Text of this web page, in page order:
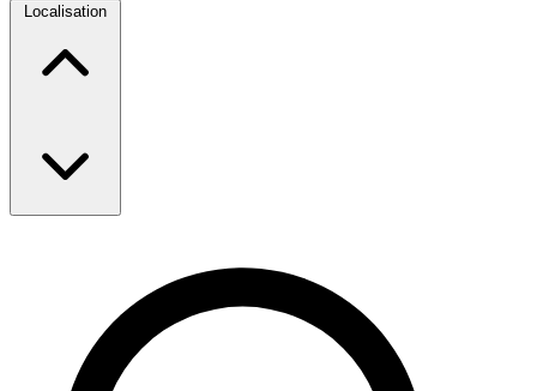
Localisation